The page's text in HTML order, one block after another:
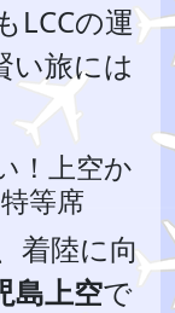
LCCの運
い旅には
！上空か
等席
着陸に向
島上空で